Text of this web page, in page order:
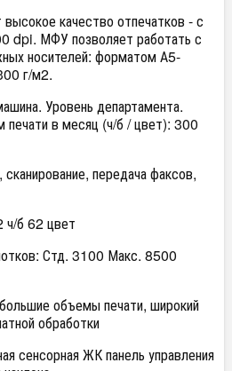
качество отпечатков - с
dpi. МФУ позволяет работать с
носителей: форматом А5-
г/м2.
Уровень департамента.
печати в месяц (ч/б / цвет): 300
сканирование, передача факсов,
ч/б 62 цвет
Стд. 3100 Макс. 8500
объемы печати, широкий
обработки
сенсорная ЖК панель управления